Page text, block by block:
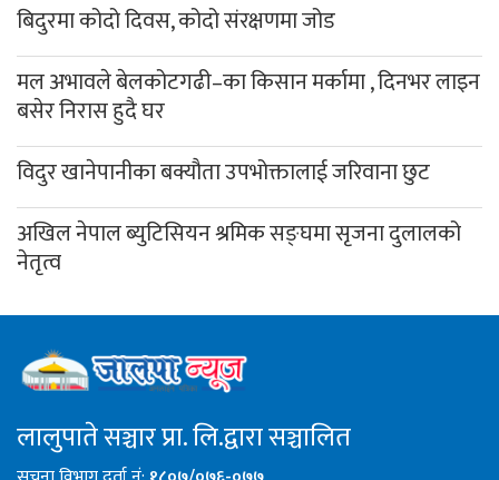
बिदुरमा कोदो दिवस, कोदो संरक्षणमा जोड
मल अभावले बेलकोटगढी–का किसान मर्कामा , दिनभर लाइन
बसेर निरास हुदै घर
विदुर खानेपानीका बक्यौता उपभोक्तालाई जरिवाना छुट
अखिल नेपाल ब्युटिसियन श्रमिक सङ्घमा सृजना दुलालको
नेतृत्व
लालुपाते सञ्चार प्रा. लि.द्वारा सञ्चालित